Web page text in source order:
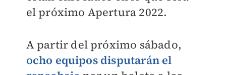
el próximo Apertura 2022.
A partir del próximo sábado,
ocho equipos disputarán el